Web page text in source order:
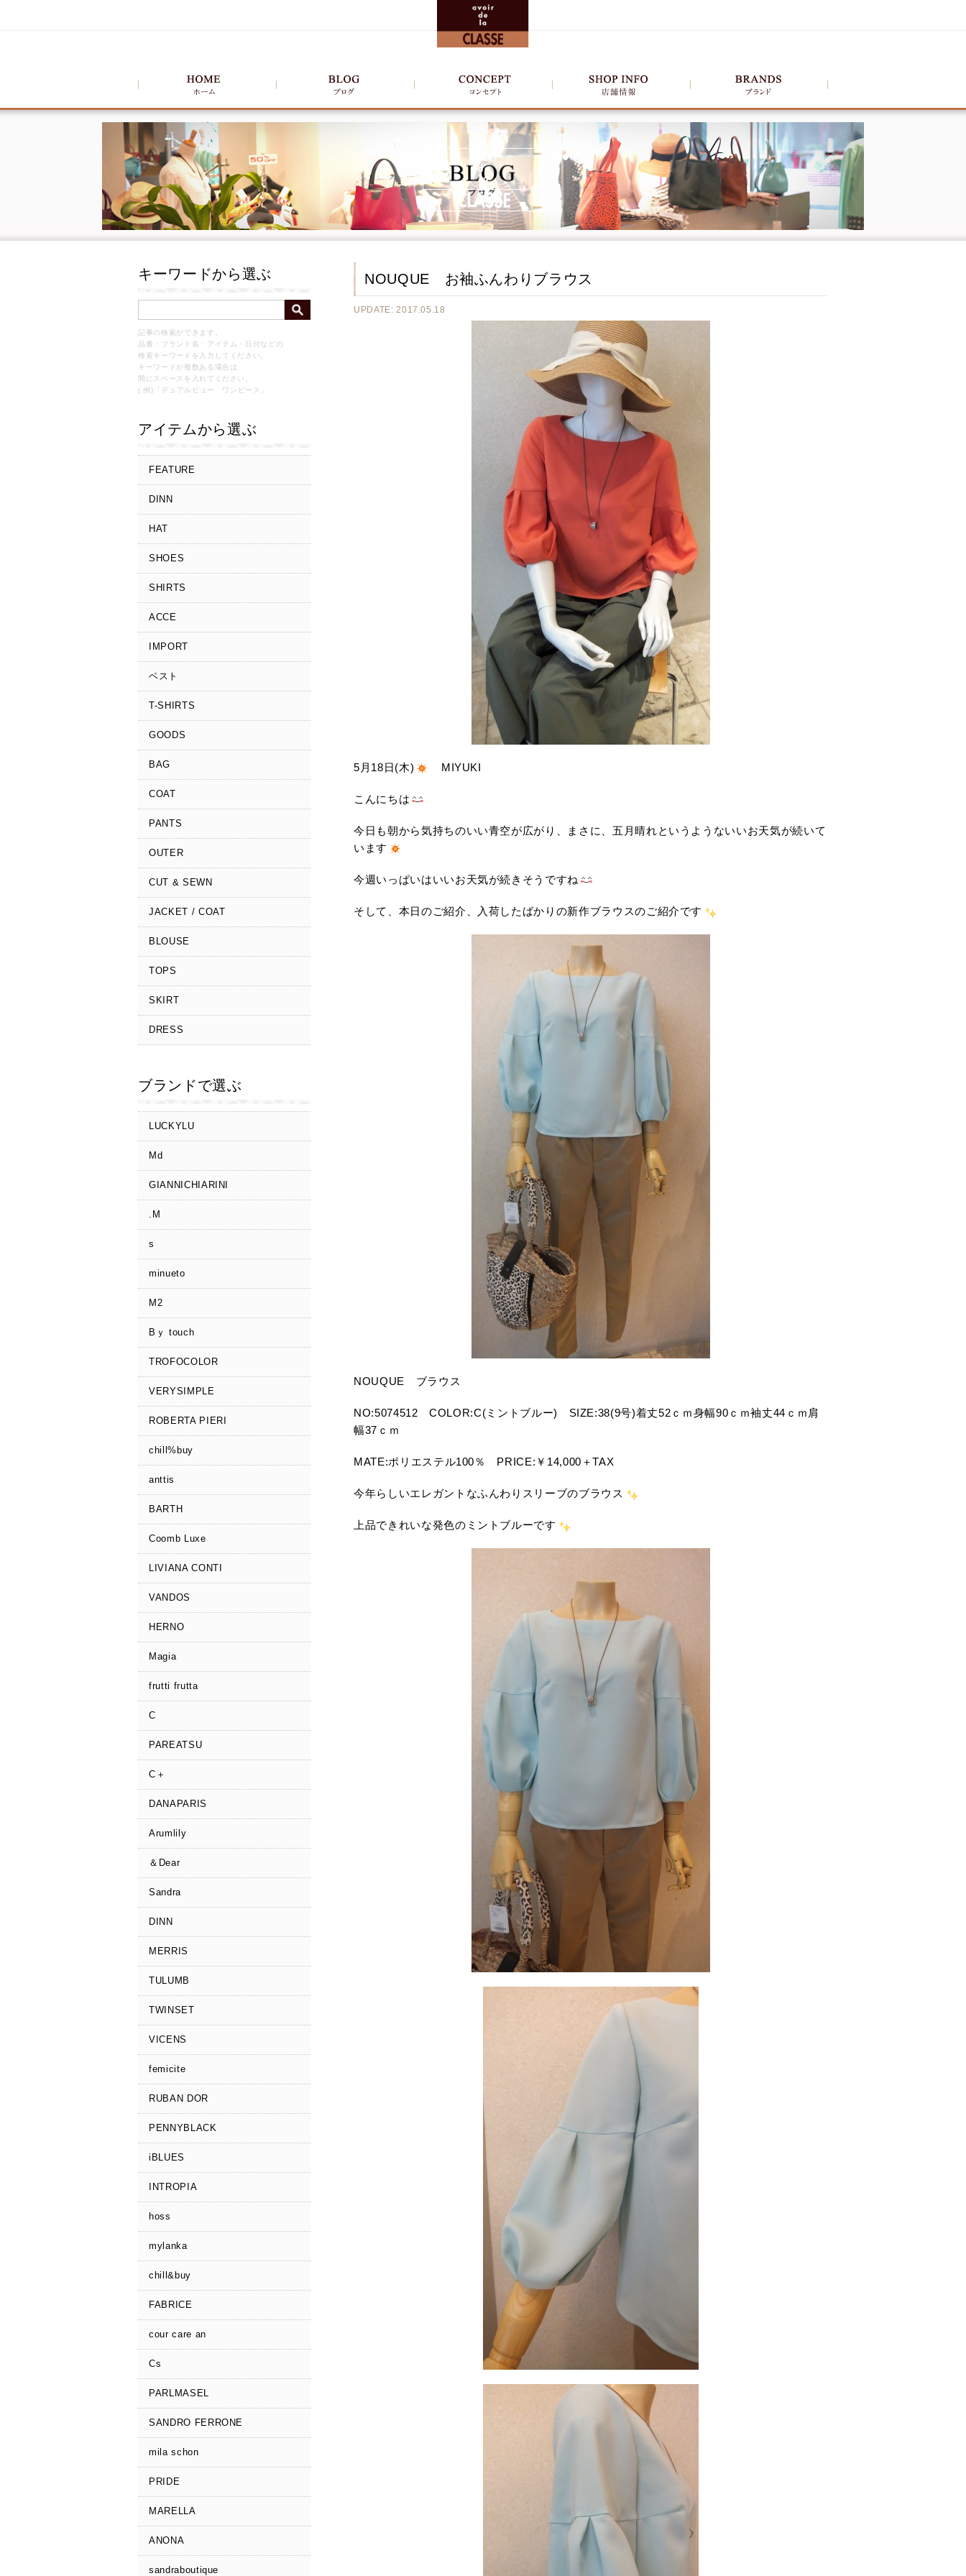
キーワードから選ぶ
記事の検索ができます。
品番・ブランド名・アイテム・日付などの
検索キーワードを入力してください。
キーワードが複数ある場合は、
間にスペースを入れてください。
( 例)「デュアルビュー ワンピース」
アイテムから選ぶ
FEATURE
DINN
HAT
SHOES
SHIRTS
ACCE
IMPORT
ベスト
T-SHIRTS
GOODS
BAG
COAT
PANTS
OUTER
CUT & SEWN
JACKET / COAT
BLOUSE
TOPS
SKIRT
DRESS
ブランドで選ぶ
LUCKYLU
Md
GIANNICHIARINI
.M
s
minueto
M2
Bｙ touch
TROFOCOLOR
VERYSIMPLE
ROBERTA PIERI
chill%buy
anttis
BARTH
Coomb Luxe
LIVIANA CONTI
VANDOS
HERNO
Magia
frutti frutta
C
PAREATSU
C＋
DANAPARIS
Arumlily
＆Dear
Sandra
DINN
MERRIS
TULUMB
TWINSET
VICENS
femicite
RUBAN DOR
PENNYBLACK
iBLUES
INTROPIA
hoss
mylanka
chill&buy
FABRICE
cour care an
Cs
PARLMASEL
SANDRO FERRONE
mila schon
PRIDE
MARELLA
ANONA
sandraboutique
NOUQUE お袖ふんわりブラウス
UPDATE: 2017.05.18
5月18日(木) MIYUKI
こんにちは
今日も朝から気持ちのいい青空が広がり、まさに、五月晴れというようないいお天気が続いて
います
今週いっぱいはいいお天気が続きそうですね
そして、本日のご紹介、入荷したばかりの新作ブラウスのご紹介です
NOUQUE ブラウス
NO:5074512 COLOR:C(ミントブルー) SIZE:38(9号)着丈52ｃｍ身幅90ｃｍ袖丈44ｃｍ肩
幅37ｃｍ
MATE:ポリエステル100％ PRICE:￥14,000＋TAX
今年らしいエレガントなふんわりスリーブのブラウス
上品できれいな発色のミントブルーです